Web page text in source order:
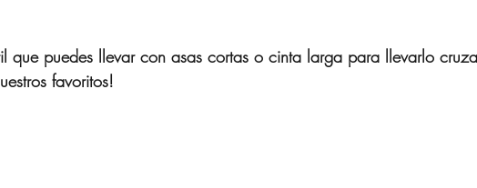
que puedes llevar con asas cortas o cinta larga para llevarlo
favoritos!